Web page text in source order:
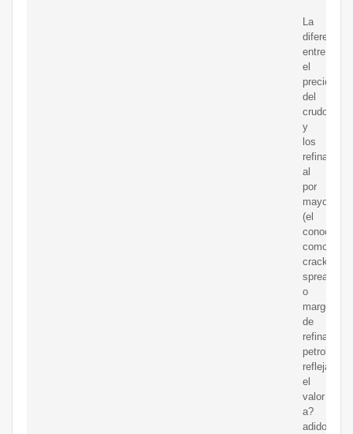
La
diferencia
entre
el
precio
del
crudo
y
los
refinados
al
por
mayor
(el
conocido
como
crack
spread
o
margen
de
refinación
petrolero)
refleja
el
valor
a?
adido